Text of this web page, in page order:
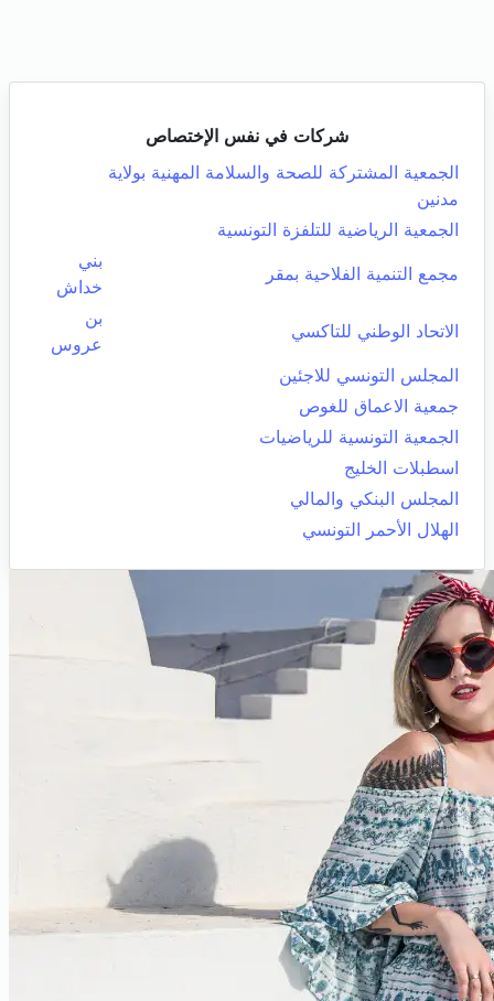
شركات في نفس الإختصاص
الجمعية المشتركة للصحة والسلامة المهنية بولاية
مدنين
الجمعية الرياضية للتلفزة التونسية
مجمع التنمية الفلاحية بمقر
بني
خداش
الاتحاد الوطني للتاكسي
بن
عروس
المجلس التونسي للاجئين
جمعية الاعماق للغوص
الجمعية التونسية للرياضيات
اسطبلات الخليج
المجلس البنكي والمالي
الهلال الأحمر التونسي